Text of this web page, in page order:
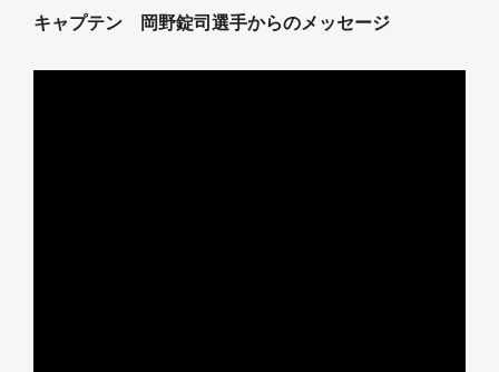
キャプテン 岡野錠司選手からのメッセージ